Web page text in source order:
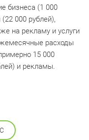
бизнеса (1 000
000 рублей),
на рекламу и услуги
расходы
15 000
и рекламы.